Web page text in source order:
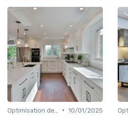
• 10/01/2025